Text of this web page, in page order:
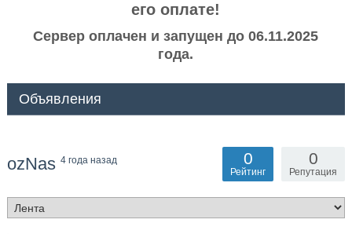
его оплате!
Сервер оплачен и запущен до 06.11.2025
года.
Объявления
ozNas 4 года назад 0
Репутация
0
Рейтинг